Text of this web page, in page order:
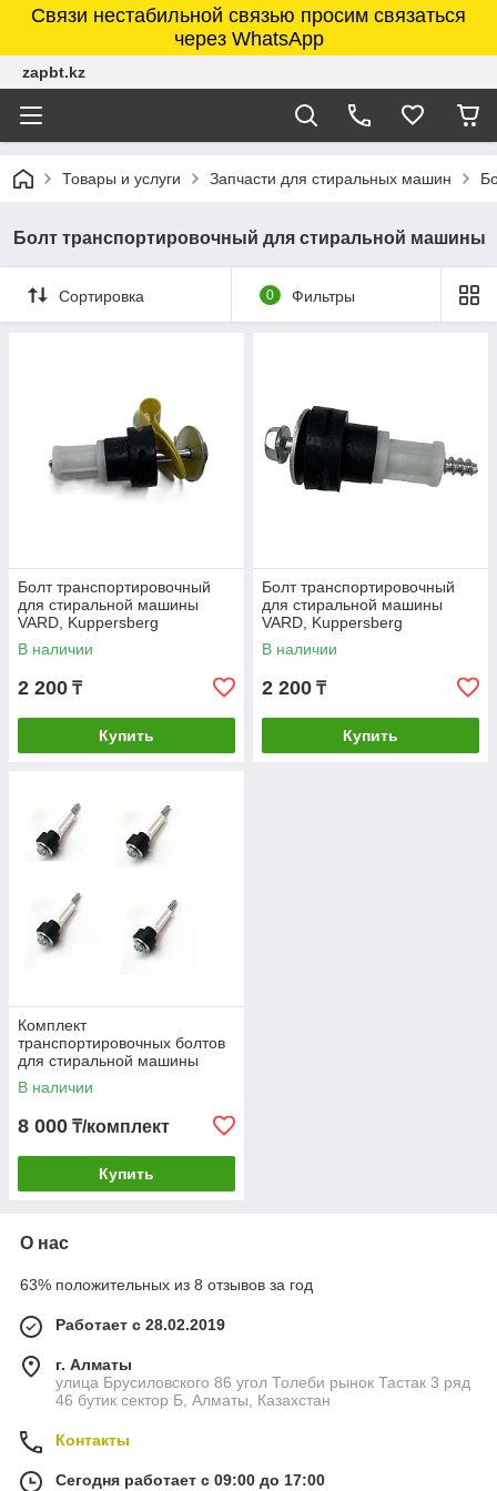
Связи нестабильной связью просим связаться
через WhatsApp
zapbt.kz
Товары и услуги Запчасти для стиральных машин
Болт транспортировочный для стиральной машины
Сортировка 0 Фильтры
Болт транспортировочный
для стиральной машины
VARD, Kuppersberg
113601035
В наличии
2 200 ₸
Купить
Болт транспортировочный
для стиральной машины
VARD, Kuppersberg
113601036
В наличии
2 200 ₸
Купить
Комплект
транспортировочных болтов
для стиральной машины
Haier 0020808355
В наличии
8 000 ₸/комплект
Купить
О нас
63% положительных из 8 отзывов за год
Работает с 28.02.2019
г. Алматы
улица Брусиловского 86 угол Толеби рынок Тастак 3 ряд
46 бутик сектор Б, Алматы, Казахстан
Контакты
Сегодня работает с 09:00 до 17:00